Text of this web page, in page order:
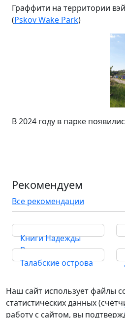
Граффити на территории
(Pskov Wake Park)
В 2024 году в парке
Рекомендуем
Все рекомендации
Книги Надежды
Вальнер
Талабские острова
Наш сайт использует файлы
статистических данных
работу с сайтом, вы